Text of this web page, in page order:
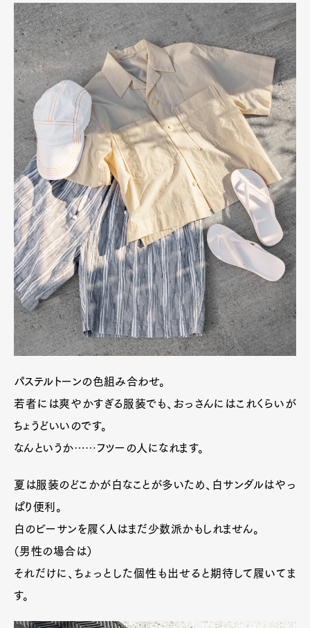
パステルトーンの色組み合わせ。
若者には爽やかすぎる服装でも、おっさんにはこれくらいが
ちょうどいいのです。
なんというか……フツーの人になれます。
夏は服装のどこかが白なことが多いため、白サンダルはやっ
ぱり便利。
白のビーサンを履く人はまだ少数派かもしれません。
（男性の場合は）
それだけに、ちょっとした個性も出せると期待して履いてま
す。